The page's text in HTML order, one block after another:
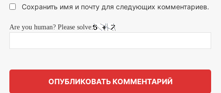
Сохранить имя и почту для следующих комментариев.
Are you human? Please solve: